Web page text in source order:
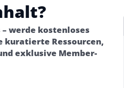
– werde kostenloses
kuratierte Ressourcen,
exklusive Member-